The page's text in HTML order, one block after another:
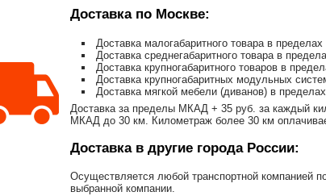
Доставка по Москве:
Доставка малогабаритного товара в
Доставка среднегабаритного товара в
Доставка крупногабаритного товаров в
Доставка крупногабаритных модульных
Доставка мягкой мебели (диванов) в
Доставка за пределы МКАД + 35 руб. за каждый
МКАД до 30 км. Километраж более 30 км
Доставка в другие города России:
Осуществляется любой транспортной компанией
выбранной компании.